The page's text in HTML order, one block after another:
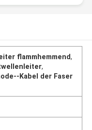
flammhemmend,
,
Kabel der Faser